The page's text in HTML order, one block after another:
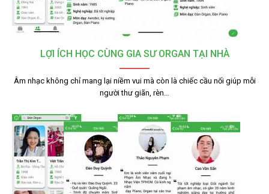
LỢI ÍCH HỌC CÙNG GIA SƯ ORGAN TẠI NHÀ
Âm nhạc không chỉ mang lại niềm vui mà còn là chiếc cầu nối giúp mỗi
người thư giãn, rèn…